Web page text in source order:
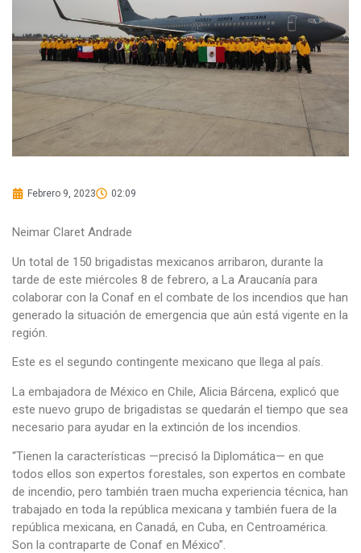
Febrero 9, 2023 02:09
Neimar Claret Andrade
Un total de 150 brigadistas mexicanos arribaron, durante la
tarde de este miércoles 8 de febrero, a La Araucanía para
colaborar con la Conaf en el combate de los incendios que han
generado la situación de emergencia que aún está vigente en la
región.
Este es el segundo contingente mexicano que llega al país.
La embajadora de México en Chile, Alicia Bárcena, explicó que
este nuevo grupo de brigadistas se quedarán el tiempo que sea
necesario para ayudar en la extinción de los incendios.
“Tienen la características —precisó la Diplomática— en que
todos ellos son expertos forestales, son expertos en combate
de incendio, pero también traen mucha experiencia técnica, han
trabajado en toda la república mexicana y también fuera de la
república mexicana, en Canadá, en Cuba, en Centroamérica.
Son la contraparte de Conaf en México”.